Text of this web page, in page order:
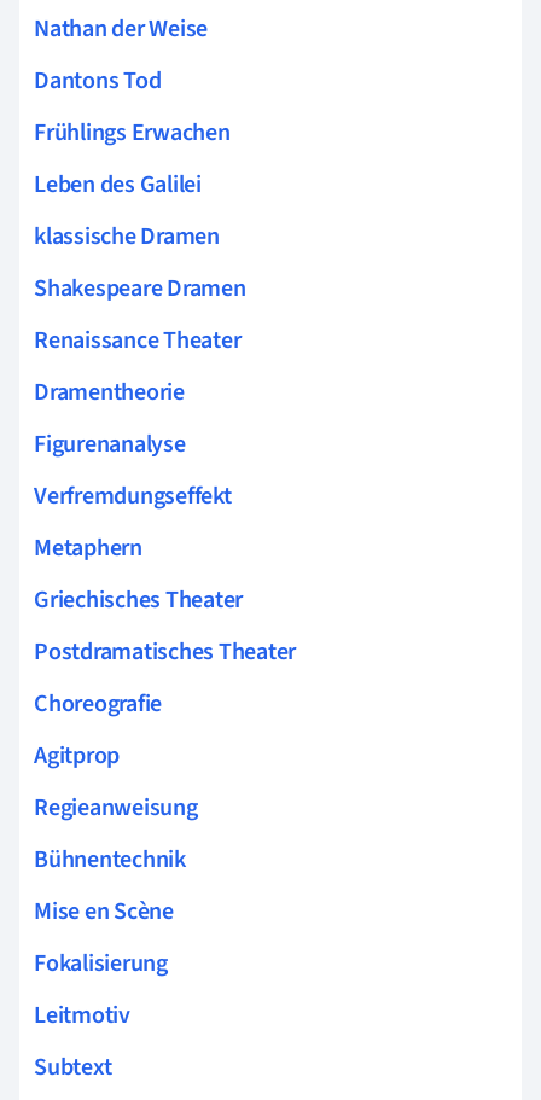
Nathan der Weise
Dantons Tod
Frühlings Erwachen
Leben des Galilei
klassische Dramen
Shakespeare Dramen
Renaissance Theater
Dramentheorie
Figurenanalyse
Verfremdungseffekt
Metaphern
Griechisches Theater
Postdramatisches Theater
Choreografie
Agitprop
Regieanweisung
Bühnentechnik
Mise en Scène
Fokalisierung
Leitmotiv
Subtext